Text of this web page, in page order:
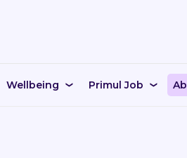
Wellbeing Primul Job